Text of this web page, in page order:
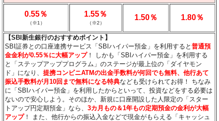
0.55％
（※1）
1.55％
（※2）
1.50％ 1.80％
【SBI新生銀行のおすすめポイント】
SBI証券との口座連携サービス「SBIハイパー預金」を利用すると普通預
金金利が0.55％に大幅アップ！ しかも「SBIハイパー預金」を利用する
と「ステップアッププログラム」のステージが最上位の「ダイヤモン
ド」になり、提携コンビニATMの出金手数料が何回でも無料、他行あて
振込手数料が月10回まで無料になる特典なども受けられてお得！ ちなみ
に「SBIハイパー預金」を利用したからといって、投資などをする必要は
ないので安心しよう。そのほか、新規に口座開設した人限定の「スター
トアップ円定期預金」なら、3カ月もの＆1年もの定期預金の金利が大幅
アップ！ また、他行からの振込入金などで現金がもらえる「キャッシュ